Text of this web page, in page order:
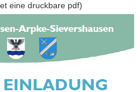
eine druckbare pdf)